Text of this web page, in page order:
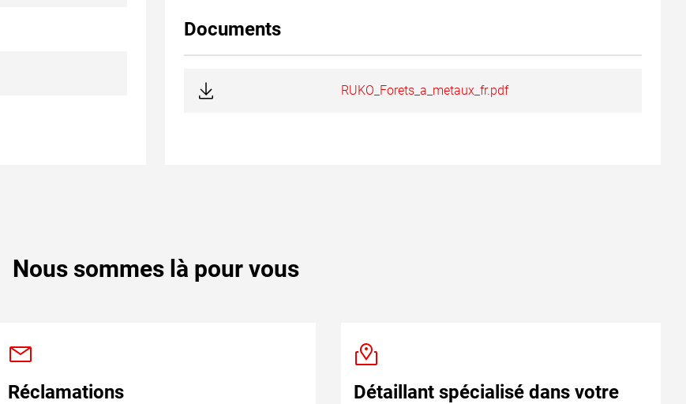
Documents
RUKO_Forets_a_metaux_fr.pdf
Nous sommes là pour vous
Réclamations
Détaillant spécialisé dans votre